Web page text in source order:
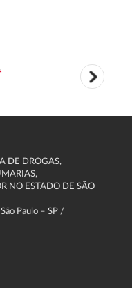
DE DROGAS,
NO ESTADO DE SÃO
Paulo – SP /